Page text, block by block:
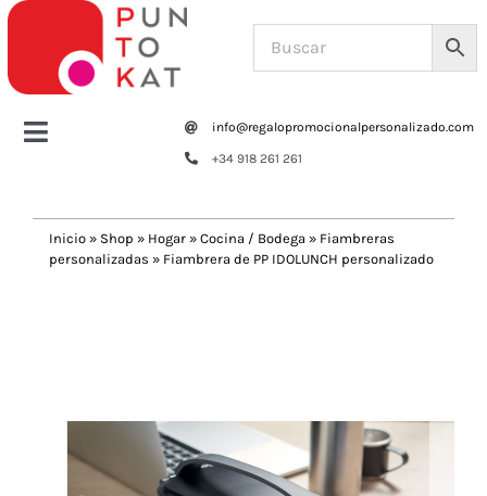
Saltar
contenido
Toggle
Tazas y botellas
info@regalopromocionalpersonalizado.com
+34 918 261 261
Inicio » Shop » Hogar » Cocina / Bodega » Fiambreras
personalizadas » Fiambrera de PP IDOLUNCH personalizado